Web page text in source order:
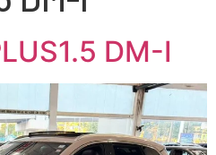
DM-I